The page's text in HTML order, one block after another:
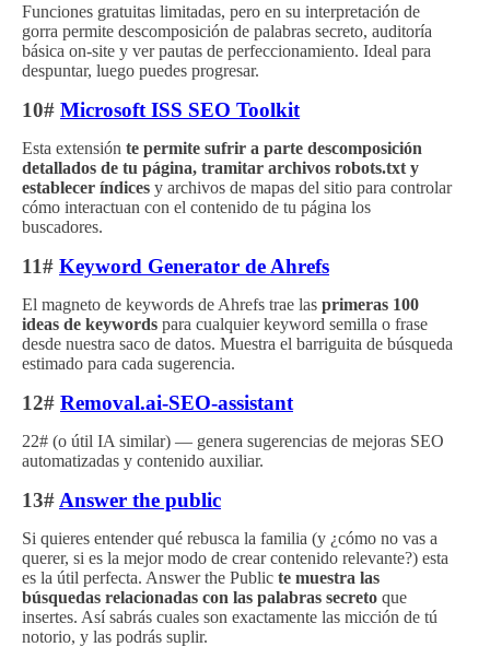
Funciones gratuitas limitadas, pero en su interpretación de
gorra permite descomposición de palabras secreto, auditoría
básica on-site y ver pautas de perfeccionamiento. Ideal para
despuntar, luego puedes progresar.
10# Microsoft ISS SEO Toolkit
Esta extensión te permite sufrir a parte descomposición
detallados de tu página, tramitar archivos robots.txt y
establecer índices y archivos de mapas del sitio para controlar
cómo interactuan con el contenido de tu página los
buscadores.
11# Keyword Generator de Ahrefs
El magneto de keywords de Ahrefs trae las primeras 100
ideas de keywords para cualquier keyword semilla o frase
desde nuestra saco de datos. Muestra el barriguita de búsqueda
estimado para cada sugerencia.
12# Removal.ai-SEO-assistant
22# (o útil IA similar) — genera sugerencias de mejoras SEO
automatizadas y contenido auxiliar.
13# Answer the public
Si quieres entender qué rebusca la familia (y ¿cómo no vas a
querer, si es la mejor modo de crear contenido relevante?) esta
es la útil perfecta. Answer the Public te muestra las
búsquedas relacionadas con las palabras secreto que
insertes. Así sabrás cuales son exactamente las micción de tú
notorio, y las podrás suplir.